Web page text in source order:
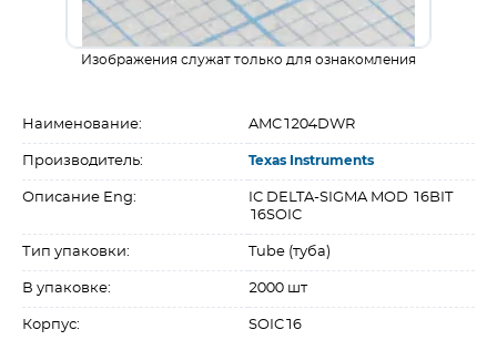
Изображения служат только для ознакомления
Наименование: AMC1204DWR
Производитель: Texas Instruments
Описание Eng:
IC DELTA-SIGMA MOD 16BIT
16SOIC
Тип упаковки: Tube (туба)
В упаковке: 2000 шт
Корпус: SOIC16